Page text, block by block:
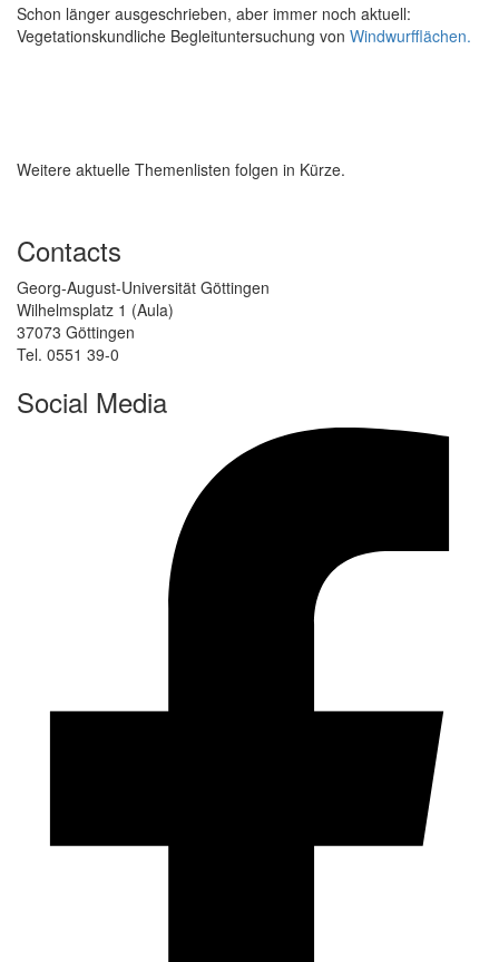
Schon länger ausgeschrieben, aber immer noch aktuell:
Vegetationskundliche Begleituntersuchung von Windwurfflächen.
Weitere aktuelle Themenlisten folgen in Kürze.
Contacts
Georg-August-Universität Göttingen
Wilhelmsplatz 1 (Aula)
37073 Göttingen
Tel. 0551 39-0
Social Media